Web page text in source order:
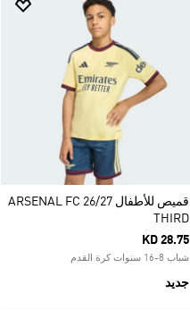
قميص للأطفال ARSENAL FC 26/27
THIRD
KD 28.75
شباب 8-16 سنوات كرة القدم
جديد